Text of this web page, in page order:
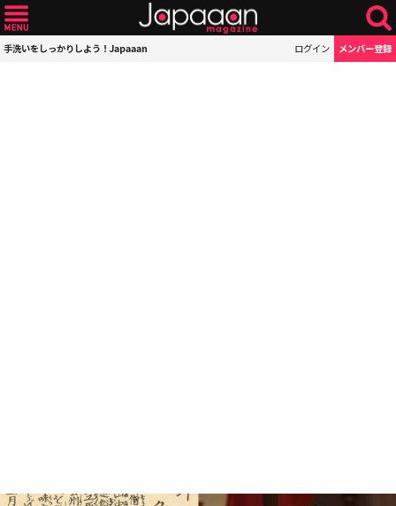
手洗いをしっかりしよう！Japaaan ログイン メンバー登録